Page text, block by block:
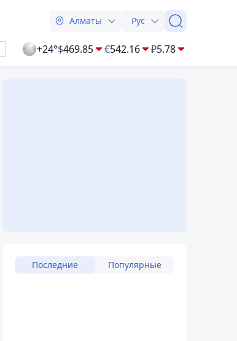
Алматы Рус
+24°$469.85 €542.16 ₽5.78
Последние Популярные